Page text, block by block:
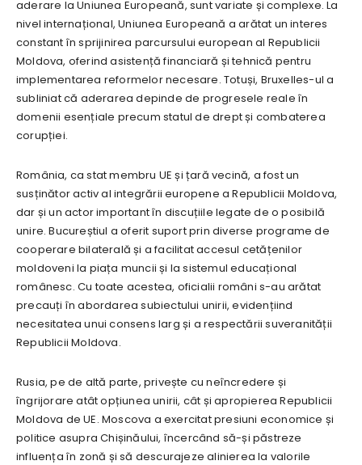
aderare la Uniunea Europeană, sunt variate și complexe. La
nivel internațional, Uniunea Europeană a arătat un interes
constant în sprijinirea parcursului european al Republicii
Moldova, oferind asistență financiară și tehnică pentru
implementarea reformelor necesare. Totuși, Bruxelles-ul a
subliniat că aderarea depinde de progresele reale în
domenii esențiale precum statul de drept și combaterea
corupției.
România, ca stat membru UE și țară vecină, a fost un
susținător activ al integrării europene a Republicii Moldova,
dar și un actor important în discuțiile legate de o posibilă
unire. Bucureștiul a oferit suport prin diverse programe de
cooperare bilaterală și a facilitat accesul cetățenilor
moldoveni la piața muncii și la sistemul educațional
românesc. Cu toate acestea, oficialii români s-au arătat
precauți în abordarea subiectului unirii, evidențiind
necesitatea unui consens larg și a respectării suveranității
Republicii Moldova.
Rusia, pe de altă parte, privește cu neîncredere și
îngrijorare atât opțiunea unirii, cât și apropierea Republicii
Moldova de UE. Moscova a exercitat presiuni economice și
politice asupra Chișinăului, încercând să-și păstreze
influența în zonă și să descurajeze alinierea la valorile